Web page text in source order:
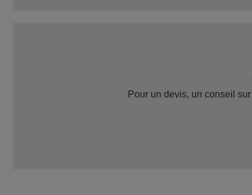
Pour un devis, un conseil sur